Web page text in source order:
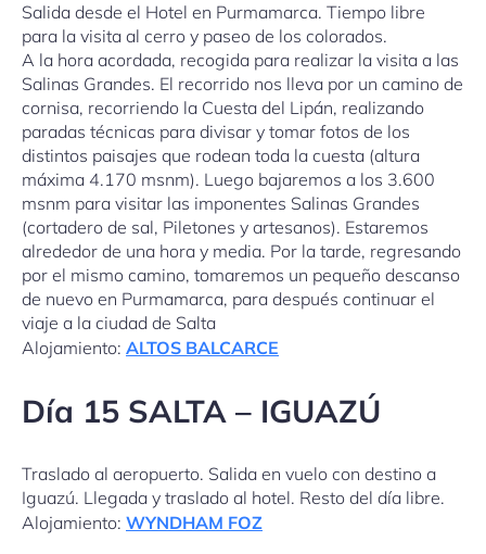
Salida desde el Hotel en Purmamarca. Tiempo libre
para la visita al cerro y paseo de los colorados.
A la hora acordada, recogida para realizar la visita a las
Salinas Grandes. El recorrido nos lleva por un camino de
cornisa, recorriendo la Cuesta del Lipán, realizando
paradas técnicas para divisar y tomar fotos de los
distintos paisajes que rodean toda la cuesta (altura
máxima 4.170 msnm). Luego bajaremos a los 3.600
msnm para visitar las imponentes Salinas Grandes
(cortadero de sal, Piletones y artesanos). Estaremos
alrededor de una hora y media. Por la tarde, regresando
por el mismo camino, tomaremos un pequeño descanso
de nuevo en Purmamarca, para después continuar el
viaje a la ciudad de Salta
Alojamiento: ALTOS BALCARCE
Día 15 SALTA – IGUAZÚ
Traslado al aeropuerto. Salida en vuelo con destino a
Iguazú. Llegada y traslado al hotel. Resto del día libre.
Alojamiento: WYNDHAM FOZ